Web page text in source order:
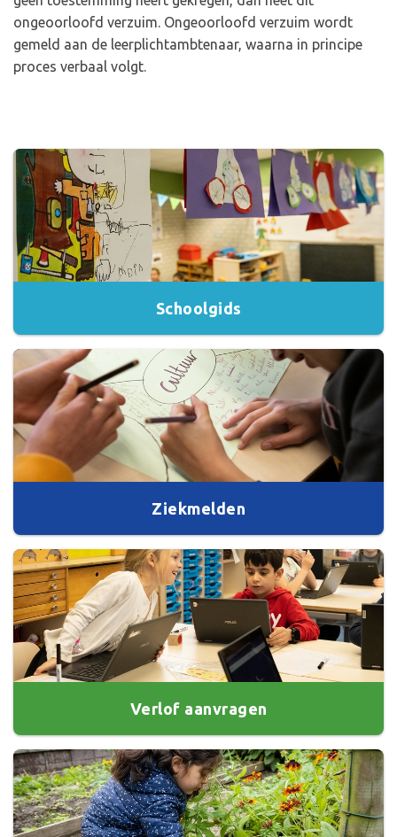
ongeoorloofd verzuim. Ongeoorloofd verzuim wordt
gemeld aan de leerplichtambtenaar, waarna in principe
proces verbaal volgt.
Schoolgids
Ziekmelden
Verlof aanvragen